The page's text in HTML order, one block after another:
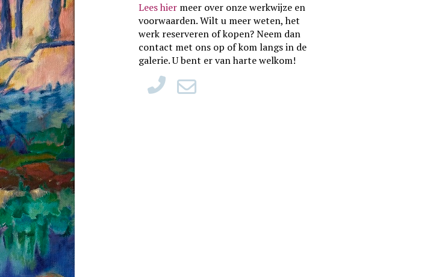
Lees hier meer over onze werkwijze en
voorwaarden. Wilt u meer weten, het
werk reserveren of kopen? Neem dan
contact met ons op of kom langs in de
galerie. U bent er van harte welkom!